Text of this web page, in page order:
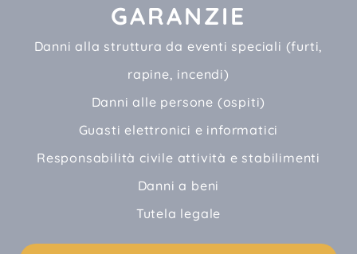
GARANZIE
Danni alla struttura da eventi speciali (furti,
rapine, incendi)
Danni alle persone (ospiti)
Guasti elettronici e informatici
Responsabilità civile attività e stabilimenti
Danni a beni
Tutela legale